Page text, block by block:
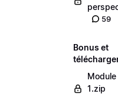
59
Bonus et
Module
1.zip